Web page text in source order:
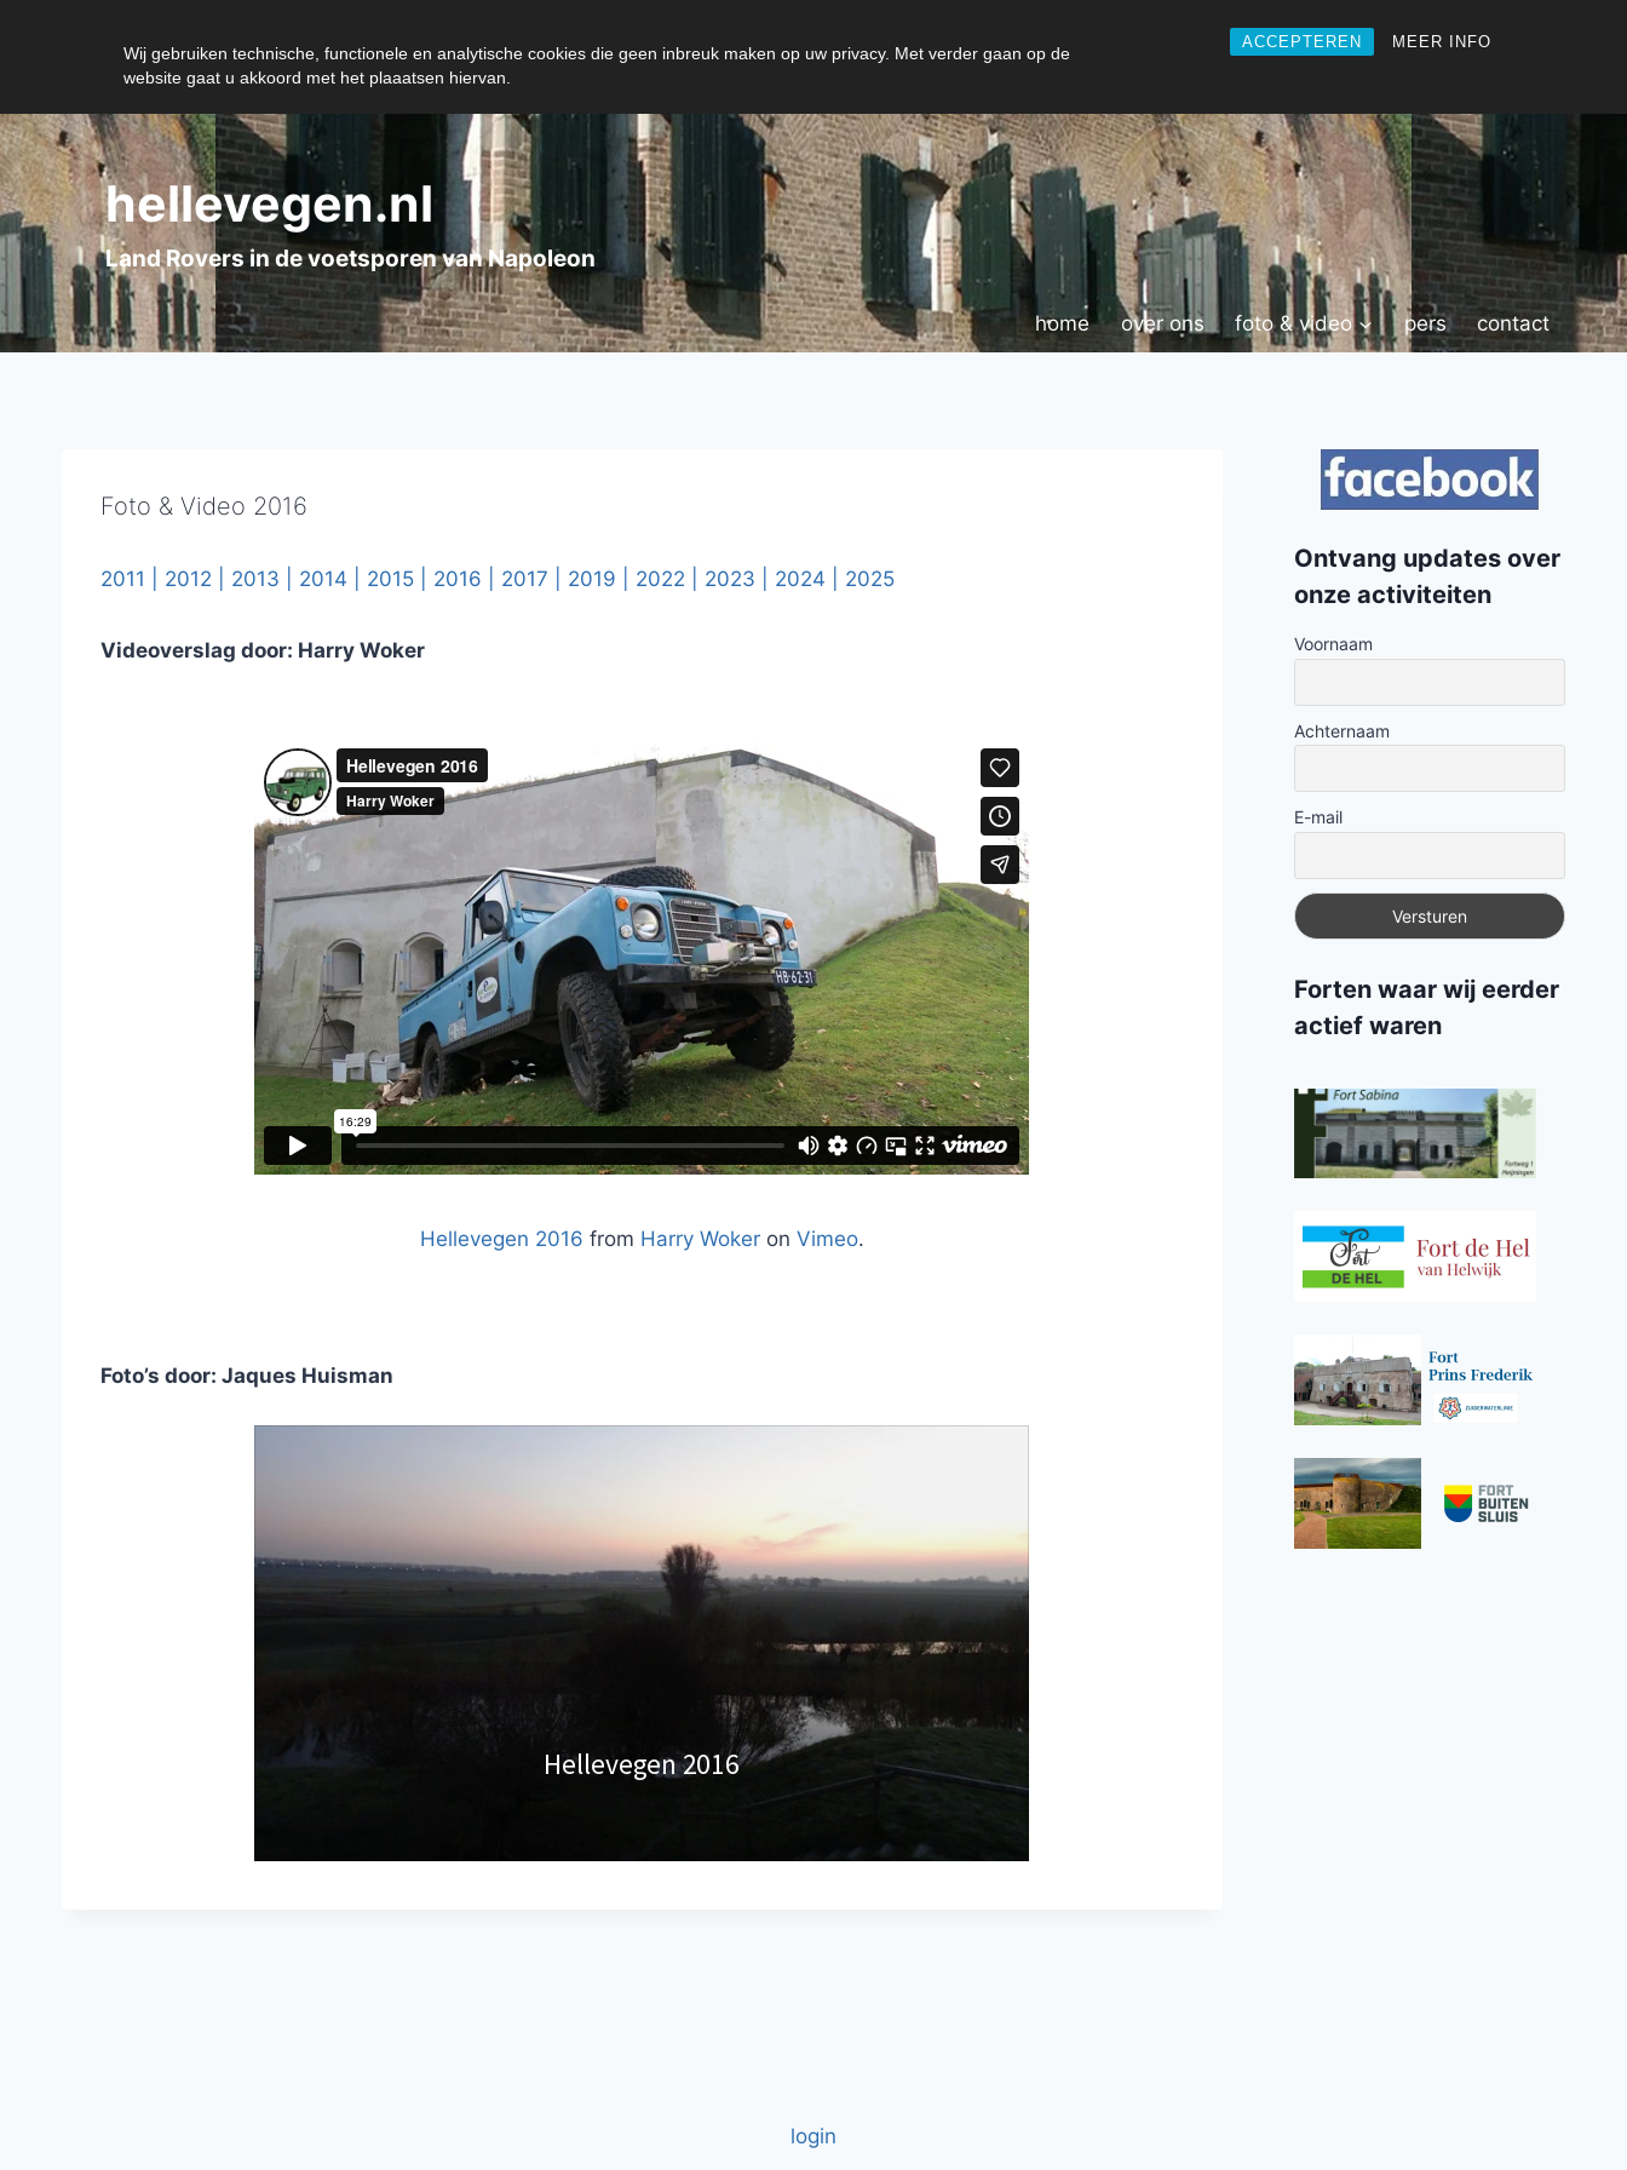
Wij gebruiken technische, functionele en analytische cookies die geen inbreuk maken op uw privacy. Met verder gaan op de
website gaat u akkoord met het plaaatsen hiervan.
ACCEPTEREN MEER INFO
Doorgaan
naar
inhoud
hellevegen.nl
Land Rovers in de voetsporen van Napoleon
home over ons foto & video pers contact
Foto & Video 2016
2011 | 2012 | 2013 | 2014 | 2015 | 2016 | 2017 | 2019 | 2022 | 2023 | 2024 | 2025
Videoverslag door: Harry Woker
Hellevegen 2016 from Harry Wokeron Vimeo.
Foto’s door: Jaques Huisman
ontvang updates over
onze activiteiten
Voornaam
Achternaam
E-mail
forten waar wij eerder
actief waren
login